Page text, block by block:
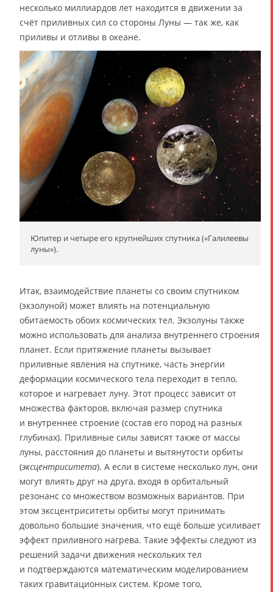
несколько миллиардов лет находится в движении за
счёт приливных сил со стороны Луны — так же, как
приливы и отливы в океане.
Юпитер и четыре его крупнейших спутника («Галилеевы
луны»).
Итак, взаимодействие планеты со своим спутником
(экзолуной) может влиять на потенциальную
обитаемость обоих космических тел. Экзолуны также
можно использовать для анализа внутреннего строения
планет. Если притяжение планеты вызывает
приливные явления на спутнике, часть энергии
деформации космического тела переходит в тепло,
которое и нагревает луну. Этот процесс зависит от
множества факторов, включая размер спутника
и внутреннее строение (состав его пород на разных
глубинах). Приливные силы зависят также от массы
луны, расстояния до планеты и вытянутости орбиты
(эксцентриситета). А если в системе несколько лун, они
могут влиять друг на друга, входя в орбитальный
резонанс со множеством возможных вариантов. При
этом эксцентриситеты орбиты могут принимать
довольно большие значения, что ещё больше усиливает
эффект приливного нагрева. Такие эффекты следуют из
решений задачи движения нескольких тел
и подтверждаются математическим моделированием
таких гравитационных систем. Кроме того,